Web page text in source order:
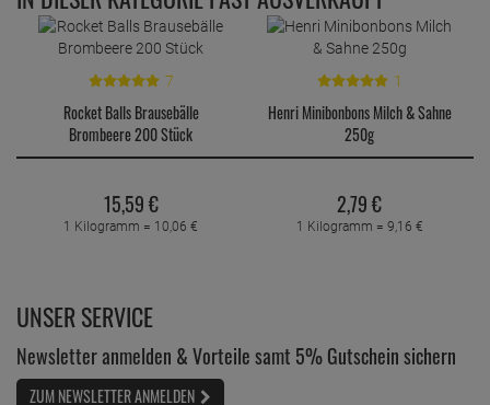
7
Rocket Balls Brausebälle
Brombeere 200 Stück
15,59€
1 Kilogramm = 10,06 €
1
Henri Minibonbons Milch & Sahne
250g
2,79€
1 Kilogramm = 9,16 €
UNSER SERVICE
Newsletter anmelden & Vorteile samt 5% Gutschein sichern
ZUM NEWSLETTER ANMELDEN